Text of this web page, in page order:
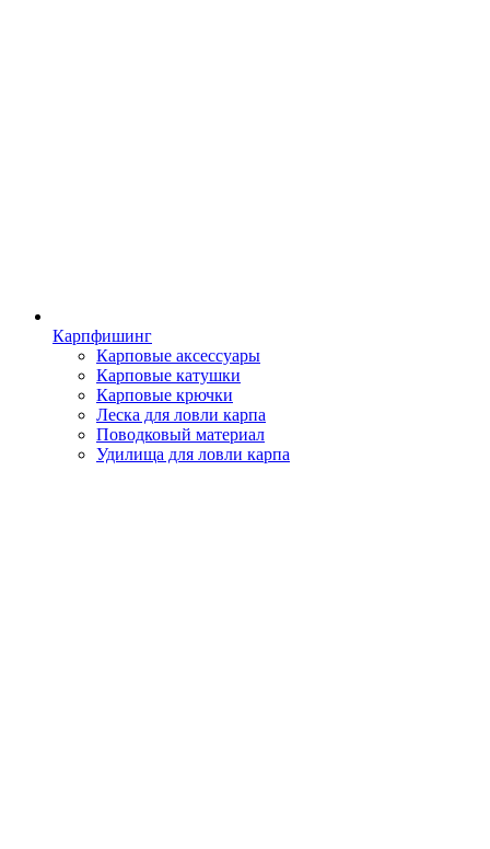
Карпфишинг
Карповые аксессуары
Карповые катушки
Карповые крючки
Леска для ловли карпа
Поводковый материал
Удилища для ловли карпа